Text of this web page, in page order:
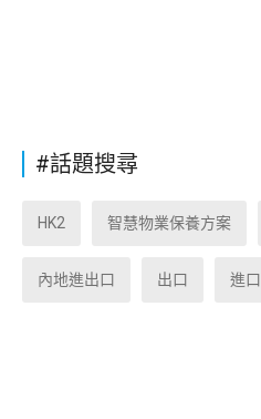
#話題搜尋
HK2 智慧物業保養方案
內地進出口 出口 進口